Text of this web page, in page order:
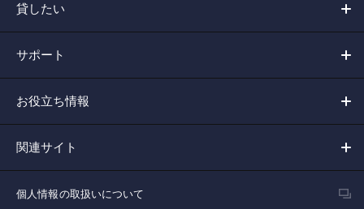
貸したい
サポート
お役立ち情報
関連サイト
個人情報の取扱いについて